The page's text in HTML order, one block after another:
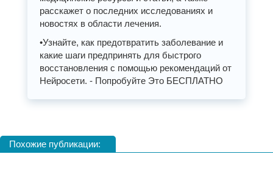
расскажет о последних исследованиях и
новостях в области лечения.
•Узнайте, как предотвратить заболевание и
какие шаги предпринять для быстрого
восстановления с помощью рекомендаций от
Нейросети. - Попробуйте Это БЕСПЛАТНО
Похожие публикации: